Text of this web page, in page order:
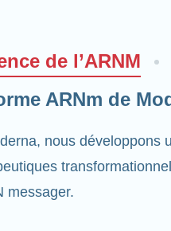
de l’ARNM
ARNm de
nous développons
messager.